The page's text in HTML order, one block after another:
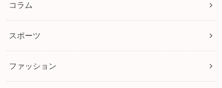
コラム
スポーツ
ファッション